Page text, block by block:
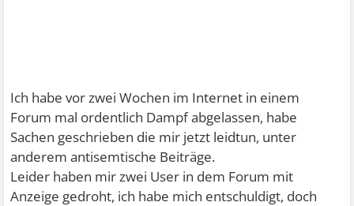
Ich habe vor zwei Wochen im Internet in einem
Forum mal ordentlich Dampf abgelassen, habe
Sachen geschrieben die mir jetzt leidtun, unter
anderem antisemtische Beiträge.
Leider haben mir zwei User in dem Forum mit
Anzeige gedroht, ich habe mich entschuldigt, doch